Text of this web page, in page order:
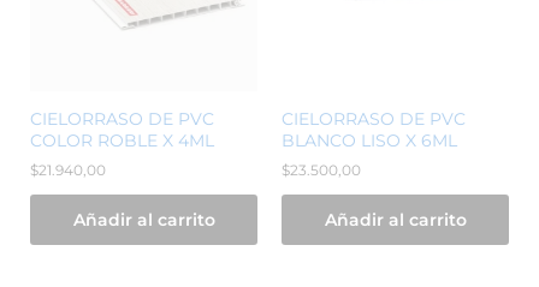
CIELORRASO DE PVC
COLOR ROBLE X 4ML
$21.940,00
Añadir al carrito
CIELORRASO DE PVC
BLANCO LISO X 6ML
$23.500,00
Añadir al carrito